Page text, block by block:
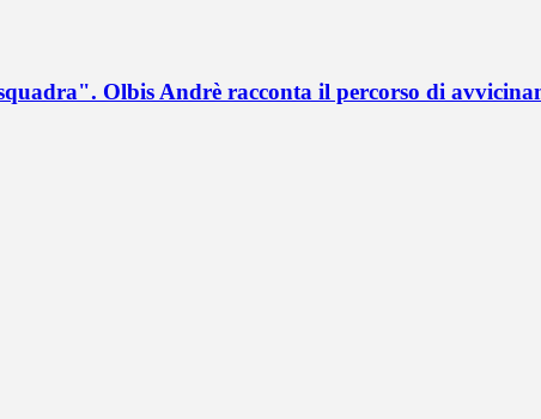
Olbis Andrè racconta il percorso di